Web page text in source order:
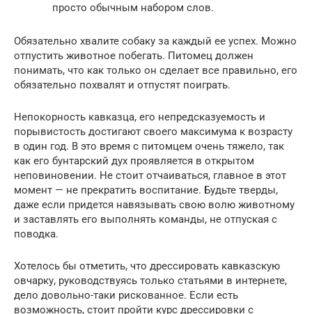
просто обычным набором слов.
Обязательно хвалите собаку за каждый ее успех. Можно
отпустить животное побегать. Питомец должен
понимать, что как только он сделает все правильно, его
обязательно похвалят и отпустят поиграть.
Непокорность кавказца, его непредсказуемость и
порывистость достигают своего максимума к возрасту
в один год. В это время с питомцем очень тяжело, так
как его бунтарский дух проявляется в открытом
неповиновении. Не стоит отчаиваться, главное в этот
момент — не прекратить воспитание. Будьте тверды,
даже если придется навязывать свою волю животному
и заставлять его выполнять команды, не отпуская с
поводка.
Хотелось бы отметить, что дрессировать кавказскую
овчарку, руководствуясь только статьями в интернете,
дело довольно-таки рискованное. Если есть
возможность, стоит пройти курс дрессировки с